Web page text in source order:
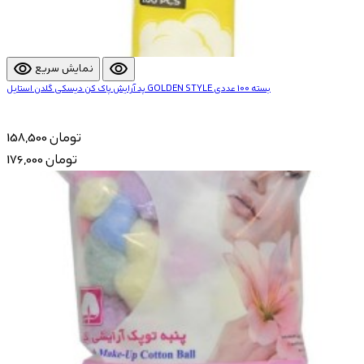
visibility نمایش سریع visibility
پد آرایش پاک کن دیسکی گلدن استایل GOLDEN STYLE بسته 100 عددی
158,500 تومان
176,000 تومان